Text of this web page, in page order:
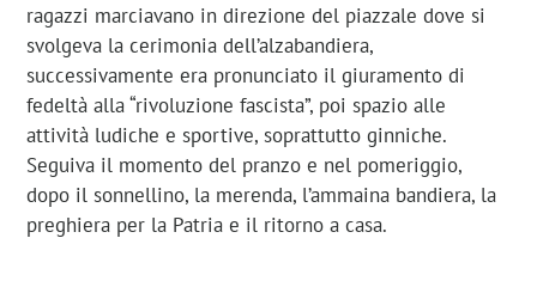
ragazzi marciavano in direzione del piazzale dove si
svolgeva la cerimonia dell’alzabandiera,
successivamente era pronunciato il giuramento di
fedeltà alla “rivoluzione fascista”, poi spazio alle
attività ludiche e sportive, soprattutto ginniche.
Seguiva il momento del pranzo e nel pomeriggio,
dopo il sonnellino, la merenda, l’ammaina bandiera, la
preghiera per la Patria e il ritorno a casa.